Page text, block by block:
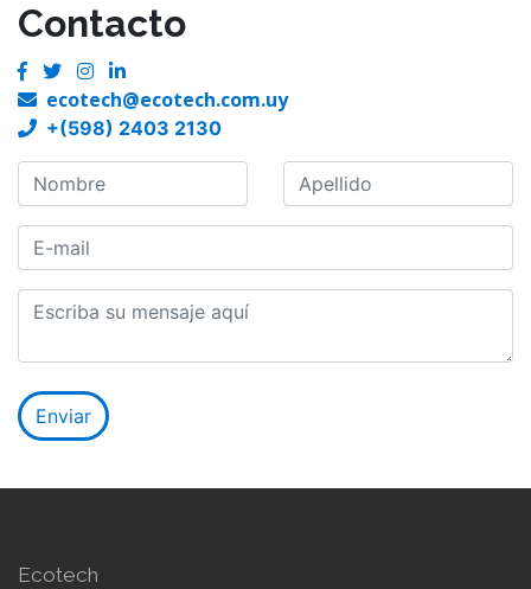
Contacto
ecotech@ecotech.com.uy
+(598) 2403 2130
Ecotech